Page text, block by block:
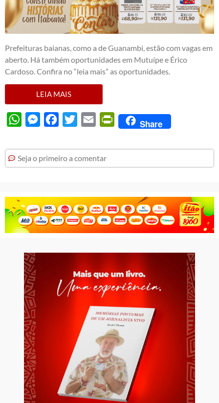
Prefeituras baianas, como a de Guanambi, estão com vagas em
aberto. Há também oportunidades em Mutuípe e Érico
Cardoso. Confira no “leia mais” as oportunidades.
LEIA MAIS
WhatsAppMessengerFacebook
Twitter Email PrintFriendly
Share
Seja o primeiro a comentar